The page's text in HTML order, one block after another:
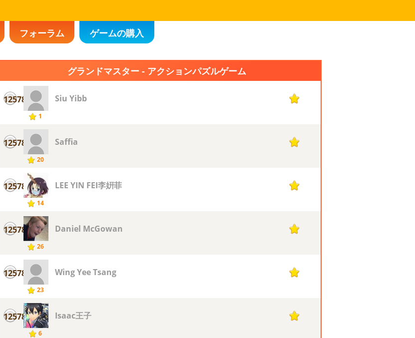
フォーラム ゲームの購入
グランドマスター - アクションパズルゲーム
12578
1
Siu Yibb 1
12578
20
Saffia 1
12578
14
LEE YIN FEI李姸菲 1
12578
26
Daniel McGowan 1
12578
23
Wing Yee Tsang 1
12578
6
Isaac王子 1